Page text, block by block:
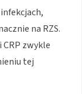
na RZS.
zwykle
tej